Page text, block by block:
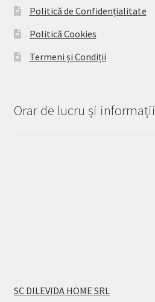
Politică de Confidențialitate
Politică Cookies
Termeni și Condiții
Orar de lucru și informații
SC DILEVIDA HOME SRL